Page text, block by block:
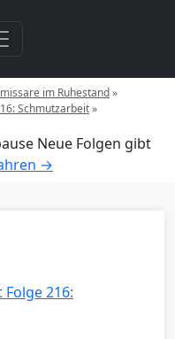
im Ruhestand»
Schmutzarbeit»
Neue Folgen gibt
→
216: